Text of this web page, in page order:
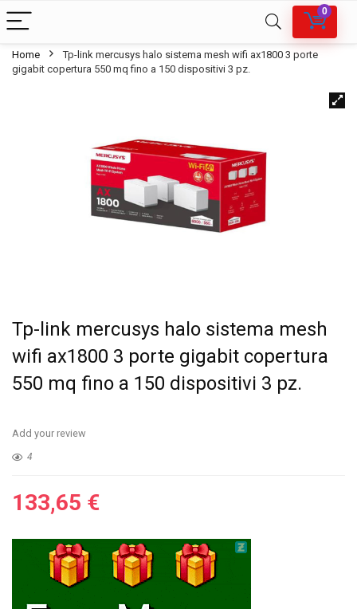
0
Home
Tp-link mercusys halo sistema mesh wifi ax1800 3 porte
gigabit copertura 550 mq fino a 150 dispositivi 3 pz.
Tp-link mercusys halo sistema mesh
wifi ax1800 3 porte gigabit copertura
550 mq fino a 150 dispositivi 3 pz.
Add your review
4
133,65 €